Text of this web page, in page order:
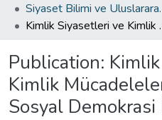
Siyaset Bilimi ve
Kimlik Siyasetleri ve
Publication:
Kimlik
Sosyal